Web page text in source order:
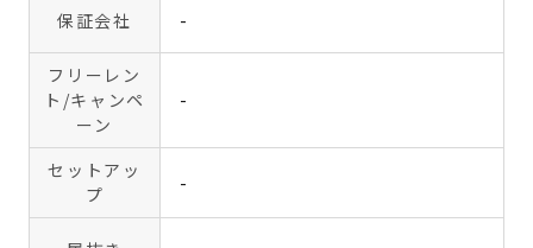
保証会社 -
フリーレン
ト /キャンペ
ーン
-
セットアッ
プ
-